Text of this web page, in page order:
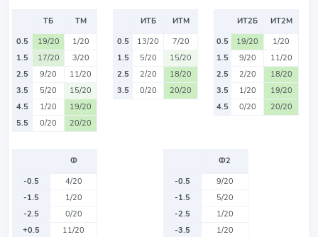
ТБ
ТМ
0.5
19/20
1/20
1.5
17/20
3/20
2.5
9/20
11/20
3.5
5/20
15/20
4.5
1/20
19/20
5.5
0/20 20/20
ИТБ
ИТМ
0.5
13/20
7/20
1.5
5/20
15/20
2.5
2/20
18/20
3.5
0/20 20/20
ИТ2Б
ИТ2М
0.5
19/20
1/20
1.5
9/20
11/20
2.5
2/20
18/20
3.5
1/20
19/20
4.5
0/20 20/20
Ф
-0.5
4/20
-1.5
1/20
-2.5
0/20
+0.5
11/20
Ф2
-0.5
9/20
-1.5
5/20
-2.5
1/20
-3.5
1/20